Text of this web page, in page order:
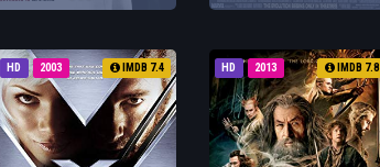
HD 2003 IMDB 7.4 HD 2013 IMDB 7.8